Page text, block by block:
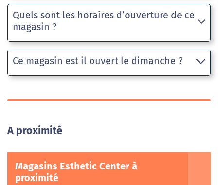
Quels sont les horaires d’ouverture de ce
magasin ?
Ce magasin est il ouvert le dimanche ?
A proximité
Magasins Esthetic Center à
proximité